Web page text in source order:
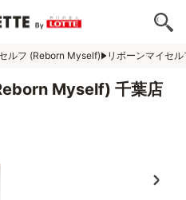
ルフ (Reborn Myself) リボーンマイセ
Myself) 千葉店